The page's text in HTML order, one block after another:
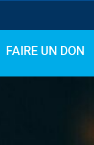
FAIRE UN DON